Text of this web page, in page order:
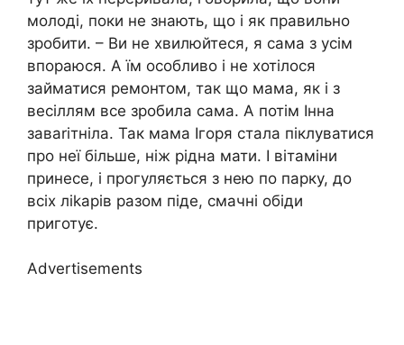
молоді, поки не знають, що і як правильно
зробити. – Ви не хвилюйтеся, я сама з усім
впораюся. А їм особливо і не хотілося
займатися ремонтом, так що мама, як і з
весіллям все зробила сама. А потім Інна
заваrітніла. Так мама Ігоря стала піклуватися
про неї більше, ніж рідна мати. І вітаміни
принесе, і прогуляється з нею по парку, до
всіх ліkарів разом піде, смачні обіди
приготує.
Advertisements